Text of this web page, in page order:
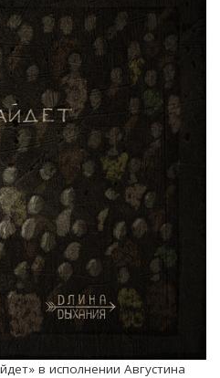
в исполнении Августина